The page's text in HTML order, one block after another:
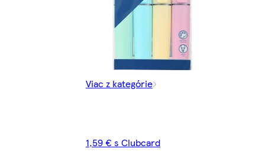
Viac z kategórie
1,59 € s Clubcard